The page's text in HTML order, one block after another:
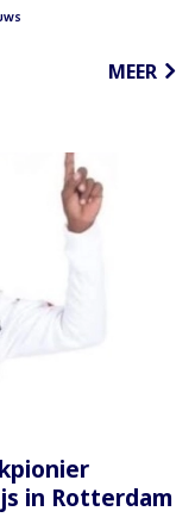
MEER
in Rotterdam